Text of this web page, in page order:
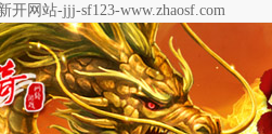
开网站-jjj-sf123-www.zhaosf.com